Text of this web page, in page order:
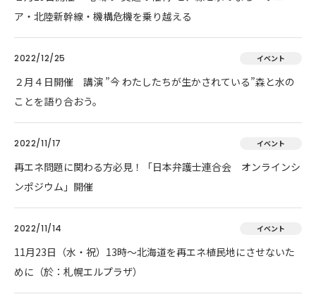
ア・北陸新幹線・機構危機を乗り越える
2022/12/25 イベント
２月４日開催 講演 ”今 わたしたちが生かされている”森と水の
ことを語り合おう。
2022/11/17 イベント
再エネ問題に関わる方必見！「日本弁護士連合会 オンラインシ
ンポジウム」開催
2022/11/14 イベント
11月23日（水・祝）13時～北海道を再エネ植民地にさせないた
めに（於：札幌エルプラザ）